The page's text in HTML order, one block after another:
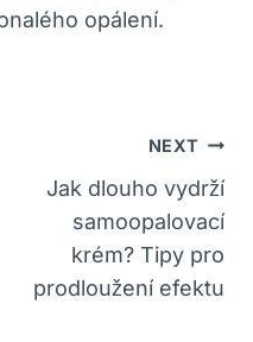
opálení.
NEXT
Jak dlouho vydrží
samoopalovací
krém? Tipy pro
prodloužení efektu